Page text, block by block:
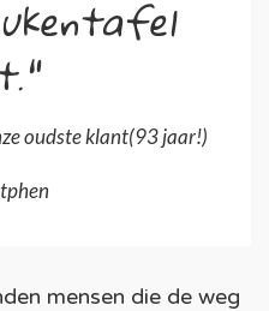
oudste klant(93 jaar!)
mensen die de weg